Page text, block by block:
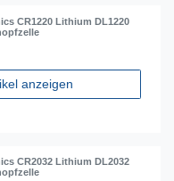
CR1220 Lithium DL1220
anzeigen
CR2032 Lithium DL2032